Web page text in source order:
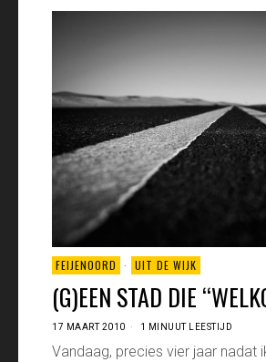
FEIJENOORD · UIT DE WIJK
(G)EEN STAD DIE
17 MAART 2010 1 MINUUT LEESTIJD
Vandaag, precies vier jaar nadat